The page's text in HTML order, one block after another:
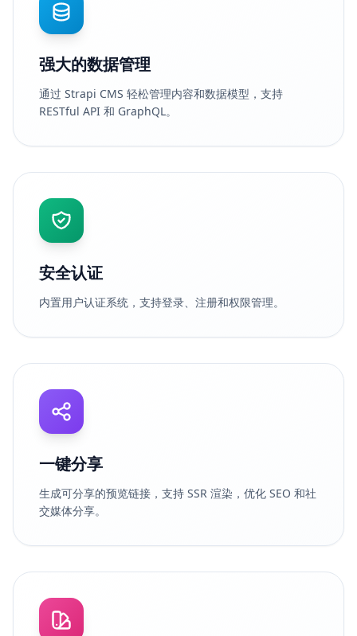
强大的数据管理
通过 Strapi CMS 轻松管理内容和数据模型，支持
RESTful API 和 GraphQL。
安全认证
内置用户认证系统，支持登录、注册和权限管理。
一键分享
生成可分享的预览链接，支持 SSR 渲染，优化 SEO 和社
交媒体分享。